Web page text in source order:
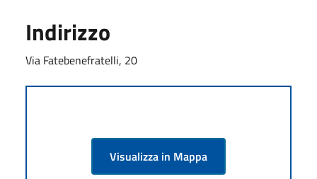
Indirizzo
Via Fatebenefratelli, 20
Visualizza in Mappa